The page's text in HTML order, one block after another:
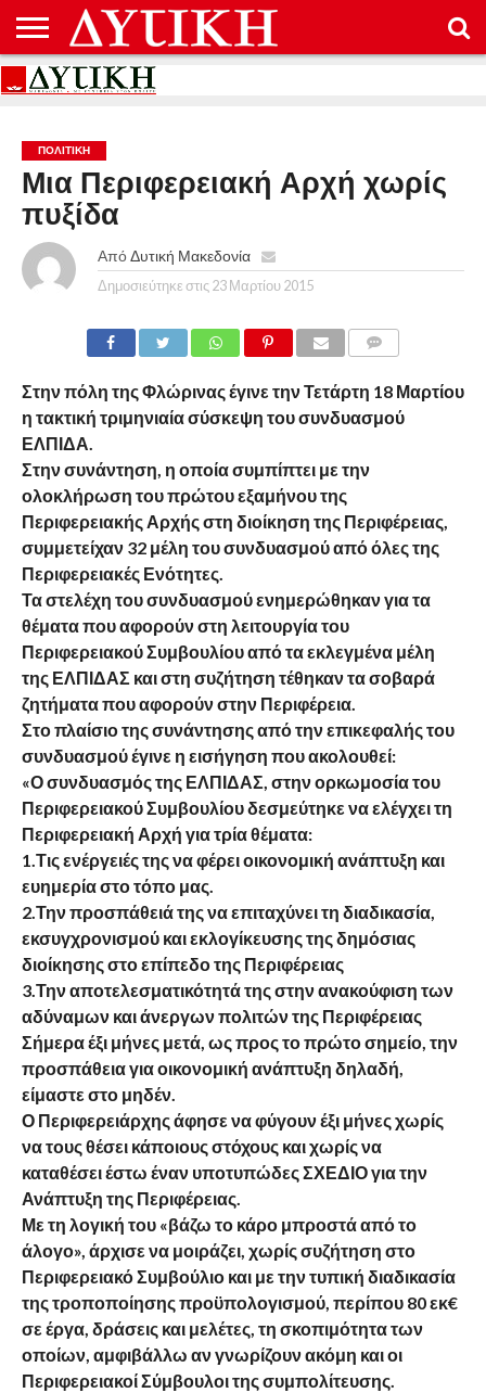
ΑΡΧΙΚΉ
ΕΠΙΚΟΙΝΩΝΊΑ
ΌΡΟΙ
ΠΡΟΣΤΑΣΊΑ
ΠΟΛΙΤΙΚΉ
Μια Περιφερειακή Αρχή χωρίς
πυξίδα
Από Δυτική Μακεδονία
Δημοσιεύτηκε στις 23 Μαρτίου 2015
Στην πόλη της Φλώρινας έγινε την Τετάρτη 18 Μαρτίου
η τακτική τριμηνιαία σύσκεψη του συνδυασμού
ΕΛΠΙΔΑ.
Στην συνάντηση, η οποία συμπίπτει με την
ολοκλήρωση του πρώτου εξαμήνου της
Περιφερειακής Αρχής στη διοίκηση της Περιφέρειας,
συμμετείχαν 32 μέλη του συνδυασμού από όλες της
Περιφερειακές Ενότητες.
Τα στελέχη του συνδυασμού ενημερώθηκαν για τα
θέματα που αφορούν στη λειτουργία του
Περιφερειακού Συμβουλίου από τα εκλεγμένα μέλη
της ΕΛΠΙΔΑΣ και στη συζήτηση τέθηκαν τα σοβαρά
ζητήματα που αφορούν στην Περιφέρεια.
Στο πλαίσιο της συνάντησης από την επικεφαλής του
συνδυασμού έγινε η εισήγηση που ακολουθεί:
«Ο συνδυασμός της ΕΛΠΙΔΑΣ, στην ορκωμοσία του
Περιφερειακού Συμβουλίου δεσμεύτηκε να ελέγχει τη
Περιφερειακή Αρχή για τρία θέματα:
1.Τις ενέργειές της να φέρει οικονομική ανάπτυξη και
ευημερία στο τόπο μας.
2.Την προσπάθειά της να επιταχύνει τη διαδικασία,
εκσυγχρονισμού και εκλογίκευσης της δημόσιας
διοίκησης στο επίπεδο της Περιφέρειας
3.Την αποτελεσματικότητά της στην ανακούφιση των
αδύναμων και άνεργων πολιτών της Περιφέρειας
Σήμερα έξι μήνες μετά, ως προς το πρώτο σημείο, την
προσπάθεια για οικονομική ανάπτυξη δηλαδή,
είμαστε στο μηδέν.
Ο Περιφερειάρχης άφησε να φύγουν έξι μήνες χωρίς
να τους θέσει κάποιους στόχους και χωρίς να
καταθέσει έστω έναν υποτυπώδες ΣΧΕΔΙΟ για την
Ανάπτυξη της Περιφέρειας.
Με τη λογική του «βάζω το κάρο μπροστά από το
άλογο», άρχισε να μοιράζει, χωρίς συζήτηση στο
Περιφερειακό Συμβούλιο και με την τυπική διαδικασία
της τροποποίησης προϋπολογισμού, περίπου 80 εκ€
σε έργα, δράσεις και μελέτες, τη σκοπιμότητα των
οποίων, αμφιβάλλω αν γνωρίζουν ακόμη και οι
Περιφερειακοί Σύμβουλοι της συμπολίτευσης.
ΑΡΧΙΚΉ
ΕΠΙΚΟΙΝΩΝΊΑ
ΌΡΟΙ
ΠΡΟΣΤΑΣΊΑ